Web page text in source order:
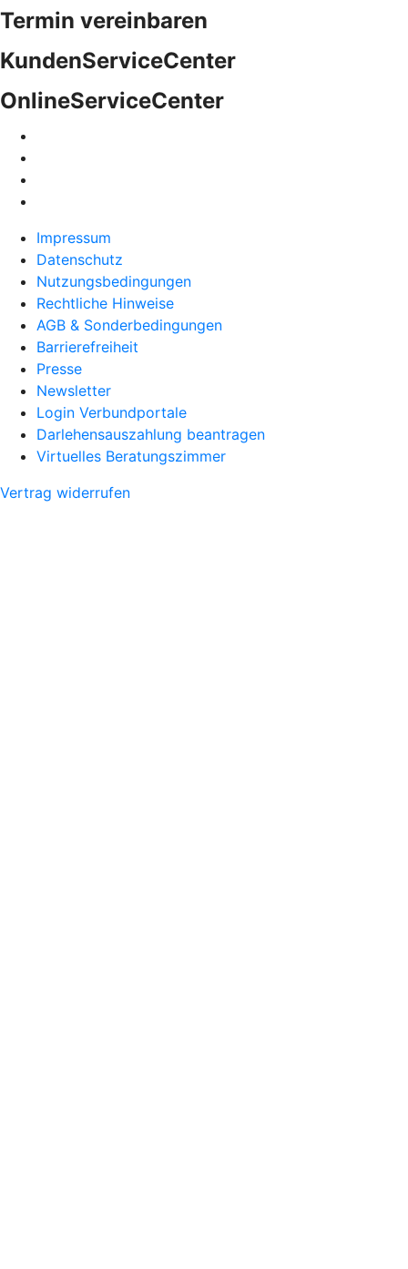
Termin vereinbaren
KundenServiceCenter
OnlineServiceCenter
Impressum
Datenschutz
Nutzungsbedingungen
Rechtliche Hinweise
AGB & Sonderbedingungen
Barrierefreiheit
Presse
Newsletter
Login Verbundportale
Darlehensauszahlung beantragen
Virtuelles Beratungszimmer
Vertrag widerrufen